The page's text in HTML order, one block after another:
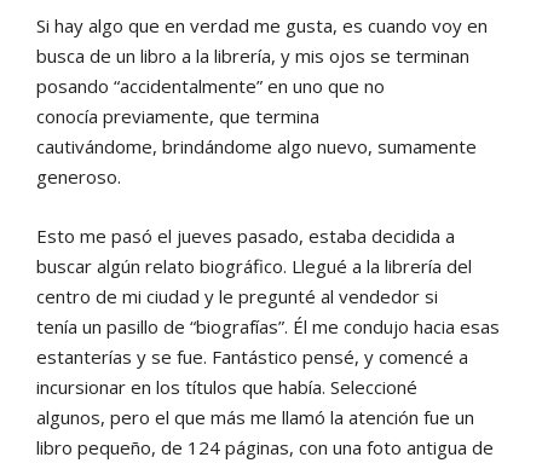
Si hay algo que en verdad me gusta, es cuando voy en
busca de un libro a la librería, y mis ojos se terminan
posando “accidentalmente” en uno que no
conocía previamente, que termina
cautivándome, brindándome algo nuevo, sumamente
generoso.
Esto me pasó el jueves pasado, estaba decidida a
buscar algún relato biográfico. Llegué a la librería del
centro de mi ciudad y le pregunté al vendedor si
tenía un pasillo de “biografías”. Él me condujo hacia esas
estanterías y se fue. Fantástico pensé, y comencé a
incursionar en los títulos que había. Seleccioné
algunos, pero el que más me llamó la atención fue un
libro pequeño, de 124 páginas, con una foto antigua de